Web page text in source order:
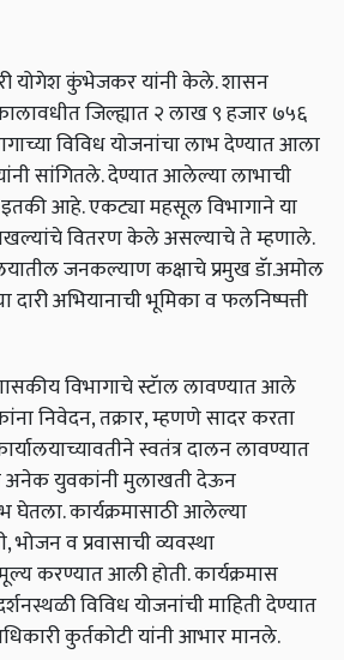
योगेश कुंभेजकर यांनी केले. शासन
जिल्ह्यात २ लाख ९ हजार ७५६
विविध योजनांचा लाभ देण्यात आला
सांगितले. देण्यात आलेल्या लाभाची
आहे. एकट्या महसूल विभागाने या
वितरण केले असल्याचे ते म्हणाले.
जनकल्याण कक्षाचे प्रमुख डॅा.अमोल
अभियानाची भूमिका व फलनिष्पत्ती
विभागाचे स्टॅाल लावण्यात आले
निवेदन, तक्रार, म्हणणे सादर करता
स्वतंत्र दालन लावण्यात
अनेक युवकांनी मुलाखती देऊन
घेतला. कार्यक्रमासाठी आलेल्या
भोजन व प्रवासाची व्यवस्था
करण्यात आली होती. कार्यक्रमास
विविध योजनांची माहिती देण्यात
कुर्तकोटी यांनी आभार मानले.